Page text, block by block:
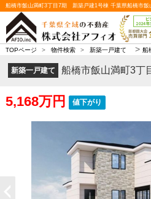
TOPページ > 物件検索 > 新築一戸建て > 船
新築一戸建て 船橋市飯山満町3
5,168万円 値下がり